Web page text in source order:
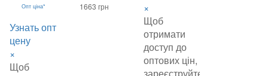
Опт ціна*
Узнать опт
цену
×
Щоб
1663 грн
×
Щоб
отримати
доступ до
оптових цін,